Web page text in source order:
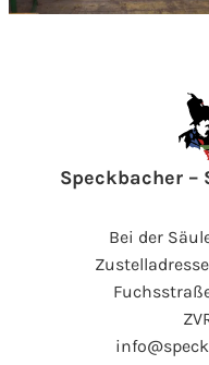
Speckbacher –
Bei der